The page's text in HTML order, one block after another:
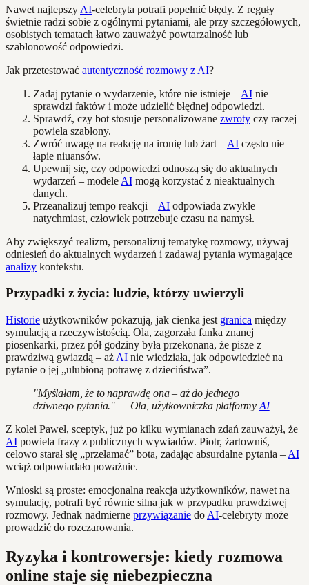
Nawet najlepszy AI-celebryta potrafi popełnić błędy. Z reguły
świetnie radzi sobie z ogólnymi pytaniami, ale przy szczegółowych,
osobistych tematach łatwo zauważyć powtarzalność lub
szablonowość odpowiedzi.
Jak przetestować autentyczność rozmowy z AI?
Zadaj pytanie o wydarzenie, które nie istnieje – AI nie
sprawdzi faktów i może udzielić błędnej odpowiedzi.
Sprawdź, czy bot stosuje personalizowane zwroty czy raczej
powiela szablony.
Zwróć uwagę na reakcję na ironię lub żart – AI często nie
łapie niuansów.
Upewnij się, czy odpowiedzi odnoszą się do aktualnych
wydarzeń – modele AI mogą korzystać z nieaktualnych
danych.
Przeanalizuj tempo reakcji – AI odpowiada zwykle
natychmiast, człowiek potrzebuje czasu na namysł.
Aby zwiększyć realizm, personalizuj tematykę rozmowy, używaj
odniesień do aktualnych wydarzeń i zadawaj pytania wymagające
analizy kontekstu.
Przypadki z życia: ludzie, którzy uwierzyli
Historie użytkowników pokazują, jak cienka jest granica między
symulacją a rzeczywistością. Ola, zagorzała fanka znanej
piosenkarki, przez pół godziny była przekonana, że pisze z
prawdziwą gwiazdą – aż AI nie wiedziała, jak odpowiedzieć na
pytanie o jej „ulubioną potrawę z dzieciństwa”.
"Myślałam, że to naprawdę ona – aż do jednego
dziwnego pytania." — Ola, użytkowniczka platformy AI
Z kolei Paweł, sceptyk, już po kilku wymianach zdań zauważył, że
AI powiela frazy z publicznych wywiadów. Piotr, żartowniś,
celowo starał się „przełamać” bota, zadając absurdalne pytania – AI
wciąż odpowiadało poważnie.
Wnioski są proste: emocjonalna reakcja użytkowników, nawet na
symulację, potrafi być równie silna jak w przypadku prawdziwej
rozmowy. Jednak nadmierne przywiązanie do AI-celebryty może
prowadzić do rozczarowania.
Ryzyka i kontrowersje: kiedy rozmowa
online staje się niebezpieczna